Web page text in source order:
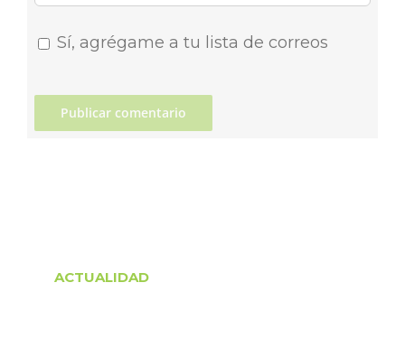
Sí, agrégame a tu lista de correos
ACTUALIDAD